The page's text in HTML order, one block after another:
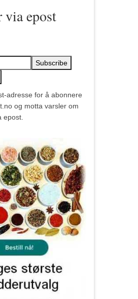
via epost
adresse for å abonnere
og motta varsler om
epost.